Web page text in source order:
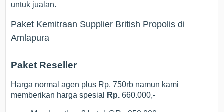
untuk jualan.
Paket Kemitraan Supplier British Propolis di
Amlapura
Paket Reseller
Harga normal agen plus Rp. 750rb namun kami
memberikan harga spesial
Rp. 660.000,-